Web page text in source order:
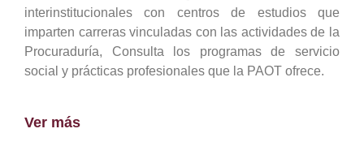
interinstitucionales con centros de estudios que
imparten carreras vinculadas con las actividades de la
Procuraduría, Consulta los programas de servicio
social y prácticas profesionales que la PAOT ofrece.
Ver más